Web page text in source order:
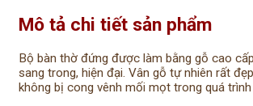
Mô tả chi tiết sản phẩm
Bộ bàn thờ đứng được làm bằng gỗ cao
sang trong, hiện đại. Vân gỗ tự nhiên rất
không bị cong vênh mối mọt trong quá